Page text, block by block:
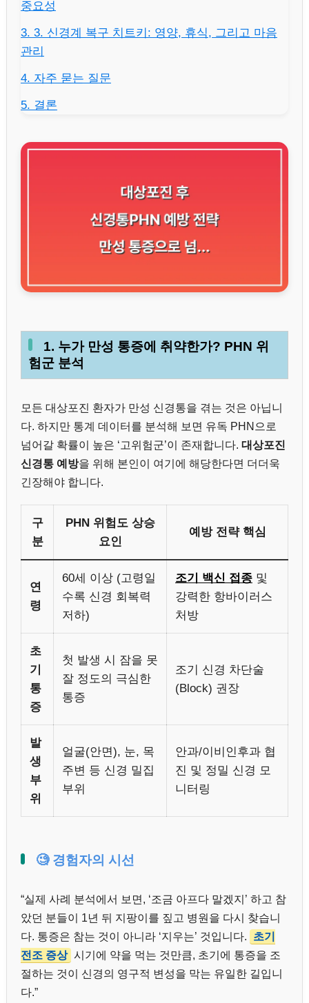
중요성
3. 3. 신경계 복구 치트키: 영양, 휴식, 그리고 마음
관리
4. 자주 묻는 질문
5. 결론
1. 누가 만성 통증에 취약한가? PHN 위
험군 분석
모든 대상포진 환자가 만성 신경통을 겪는 것은 아닙니
다. 하지만 통계 데이터를 분석해 보면 유독 PHN으로
넘어갈 확률이 높은 ‘고위험군’이 존재합니다. 대상포진
신경통 예방을 위해 본인이 여기에 해당한다면 더더욱
긴장해야 합니다.
구
분
PHN 위험도 상승
요인
예방 전략 핵심
연
령
60세 이상 (고령일
수록 신경 회복력
저하)
조기 백신 접종 및
강력한 항바이러스
처방
초
기
통
증
첫 발생 시 잠을 못
잘 정도의 극심한
통증
조기 신경 차단술
(Block) 권장
발
생
부
위
얼굴(안면), 눈, 목
주변 등 신경 밀집
부위
안과/이비인후과 협
진 및 정밀 신경 모
니터링
🧐 경험자의 시선
“실제 사례 분석에서 보면, ‘조금 아프다 말겠지’ 하고 참
았던 분들이 1년 뒤 지팡이를 짚고 병원을 다시 찾습니
다. 통증은 참는 것이 아니라 ‘지우는’ 것입니다.
초기
전조 증상 시기에 약을 먹는 것만큼, 초기에 통증을 조
절하는 것이 신경의 영구적 변성을 막는 유일한 길입니
다.”